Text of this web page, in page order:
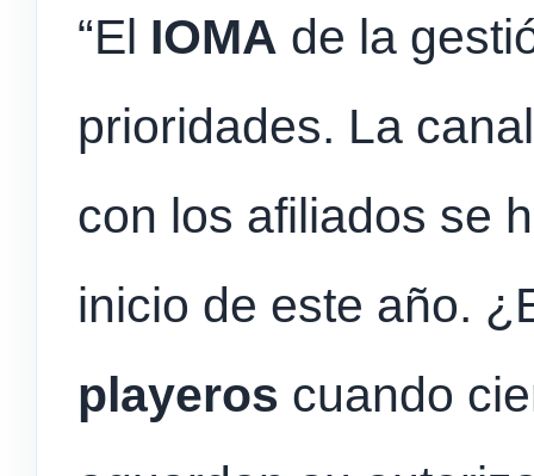
“El IOMA de la
prioridades. La
con los afiliados se
inicio de este año.
playeros cuando